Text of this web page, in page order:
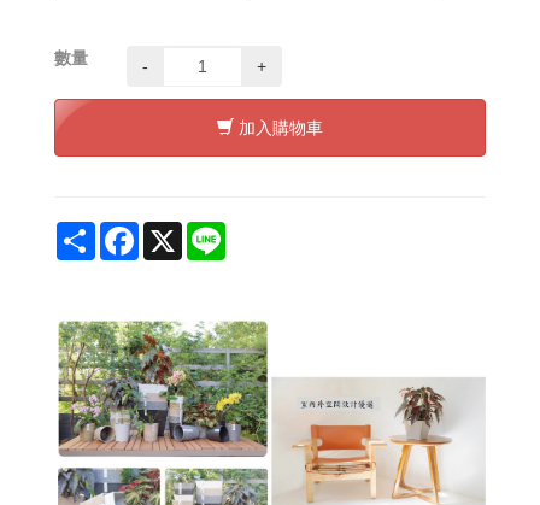
數量 - +
加入購物車
Share Facebook
X